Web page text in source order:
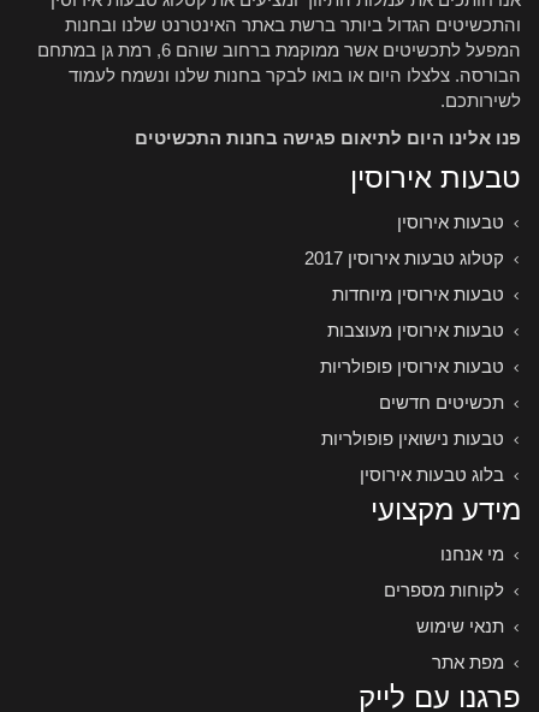
והתכשיטים הגדול ביותר ברשת באתר האינטרנט שלנו ובחנות
המפעל לתכשיטים אשר ממוקמת ברחוב שוהם 6, רמת גן במתחם
הבורסה. צלצלו היום או בואו לבקר בחנות שלנו ונשמח לעמוד
לשירותכם.
פנו אלינו היום לתיאום פגישה בחנות התכשיטים
טבעות אירוסין
טבעות אירוסין
קטלוג טבעות אירוסין 2017
טבעות אירוסין מיוחדות
טבעות אירוסין מעוצבות
טבעות אירוסין פופולריות
תכשיטים חדשים
טבעות נישואין פופולריות
בלוג טבעות אירוסין
מידע מקצועי
מי אנחנו
לקוחות מספרים
תנאי שימוש
מפת אתר
פרגנו עם לייק